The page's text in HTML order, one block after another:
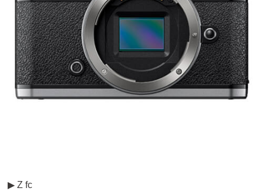
▶ Z fc